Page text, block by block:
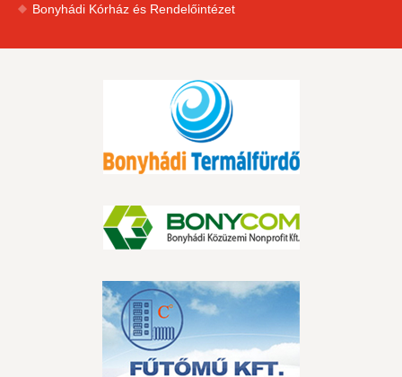
Bonyhádi Kórház és Rendelőintézet